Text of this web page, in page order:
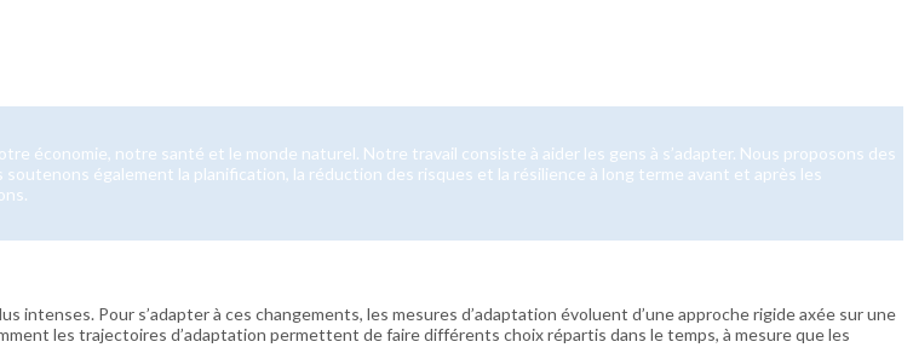
économie, notre santé et le monde naturel. Notre travail consiste à aider les gens à s’adapter. Nous proposons des
également la planification, la réduction des risques et la résilience à long terme avant et après les
Pour s’adapter à ces changements, les mesures d’adaptation évoluent d’une approche rigide axée sur une
les trajectoires d’adaptation permettent de faire différents choix répartis dans le temps, à mesure que les